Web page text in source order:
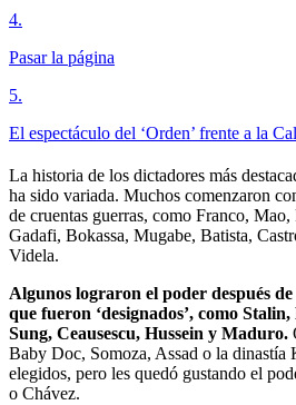
4.
Pasar la página
5.
El espectáculo del ‘Orden’ frente a la
La historia de los dictadores más
ha sido variada. Muchos comenzaron
de cruentas guerras, como Franco,
Gadafi, Bokassa, Mugabe, Batista,
Videla.
Algunos lograron el poder después
que fueron ‘designados’, como
Sung, Ceausescu, Hussein y Maduro.
Baby Doc, Somoza, Assad o la dinastía
elegidos, pero les quedó gustando el
o Chávez.